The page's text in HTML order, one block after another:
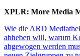
XPLR: More Media
Wie die ARD
abheben will, warum
abgewogen werden